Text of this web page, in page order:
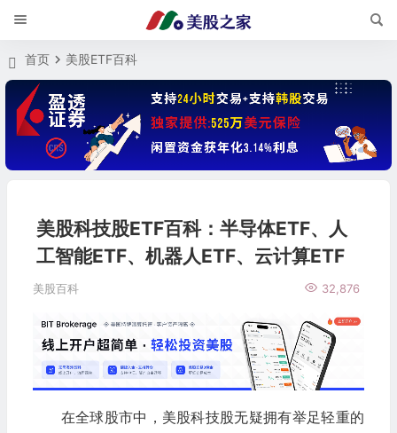
首页 美股ETF百科
美股科技股ETF百科：半导体ETF、人
工智能ETF、机器人ETF、云计算ETF
美股百科 32,876
在全球股市中，美股科技股无疑拥有举足轻重的